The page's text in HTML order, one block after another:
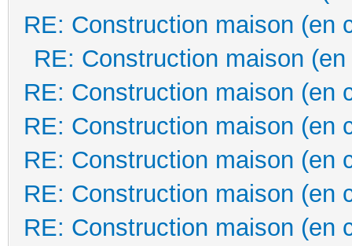
RE: Construction maison (en
RE: Construction maison
RE: Construction maison (en
RE: Construction maison (en
RE: Construction maison (en
RE: Construction maison (en
RE: Construction maison (en